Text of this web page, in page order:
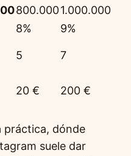
800.0001.000.000
8%
9%
5 7
20 € 200 €
práctica, dónde
suele dar